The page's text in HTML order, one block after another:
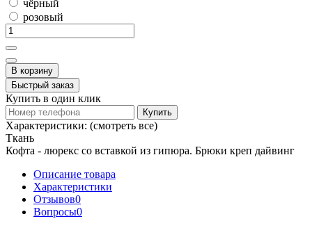
чёрный
розовый
В корзину
Быстрый заказ
Купить в один клик
Купить
Характеристики: (смотреть все)
Ткань
Кофта - люрекс со вставкой из гипюра. Брюки креп дайвинг
Описание товара
Характеристики
Отзывов0
Вопросы0